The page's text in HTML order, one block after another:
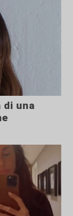
di una